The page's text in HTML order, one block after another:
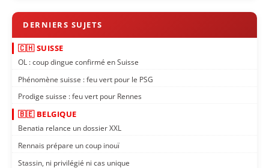
🇨🇭 SUISSE
OL : coup dingue confirmé en Suisse
Phénomène suisse : feu vert pour le PSG
Prodige suisse : feu vert pour Rennes
🇧🇪 BELGIQUE
Benatia relance un dossier XXL
Rennais prépare un coup inouï
Stassin, ni privilégié ni cas unique